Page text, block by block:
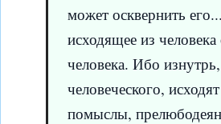
может осквернить его...
исходящее из человека
человека. Ибо
человеческого,
помыслы,